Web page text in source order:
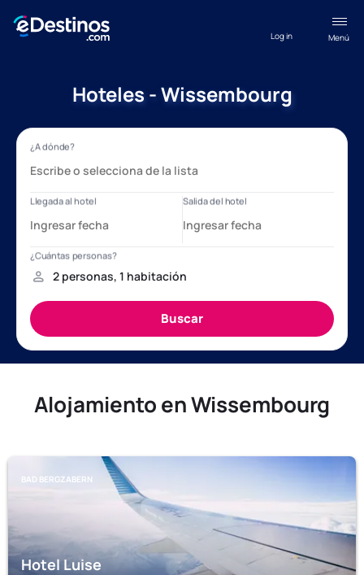
Menú
Log in
Hoteles - Wissembourg
Alojamiento en Wissembourg
BAD BERGZABERN
Hotel Luise